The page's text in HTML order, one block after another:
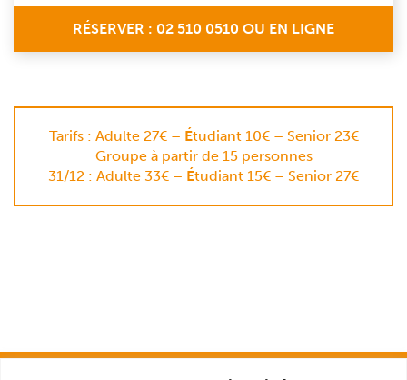
RÉSERVER : 02 510 0510 OU EN LIGNE
Tarifs : Adulte 27€ – Étudiant 10€ – Senior 23€
Groupe à partir de 15 personnes
31/12 : Adulte 33€ – Étudiant 15€ – Senior 27€